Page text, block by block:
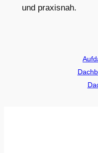
und praxisnah.